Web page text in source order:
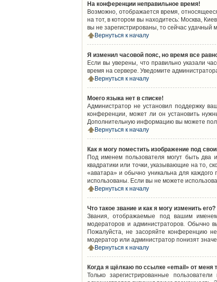
На конференции неправильное время!
Возможно, отображается время,
на тот, в котором вы находитесь: Москва,
вы не зарегистрированы, то сейчас удачный
Вернуться к началу
Я изменил часовой пояс, но время все
Если вы уверены, что правильно указали
время на сервере. Уведомите
Вернуться к началу
Моего языка нет в списке!
Администратор не установил поддержку
конференции, может ли он установить
Дополнительную информацию вы можете
Вернуться к началу
Как я могу поместить изображение под
Под именем пользователя могут быть два
квадратики или точки, указывающие на то,
«аватара» и обычно уникальна для каждого
использованы. Если вы не можете
Вернуться к началу
Что такое звание и как я могу изменить его?
Звания, отображаемые под вашим
модераторов и администраторов. Обычно
Пожалуйста, не засоряйте конференцию
модератор или администратор понизят
Вернуться к началу
Когда я щёлкаю по ссылке «email» от меня
Только зарегистрированные